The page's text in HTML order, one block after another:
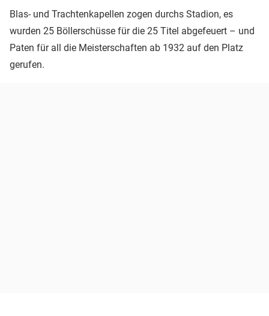
Blas- und Trachtenkapellen zogen durchs Stadion, es
wurden 25 Böllerschüsse für die 25 Titel abgefeuert – und
Paten für all die Meisterschaften ab 1932 auf den Platz
gerufen.